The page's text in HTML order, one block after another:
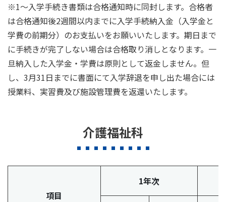
※1〜入学手続き書類は合格通知時に同封します。合格者
は合格通知後2週間以内までに入学手続納入金（入学金と
学費の前期分）のお支払いをお願いいたします。期日まで
に手続きが完了しない場合は合格取り消しとなります。一
旦納入した入学金・学費は原則として返金しません。但
し、3月31日までに書面にて入学辞退を申し出た場合には
授業料、実習費及び施設管理費を返還いたします。
介護福祉科
項目
1年次